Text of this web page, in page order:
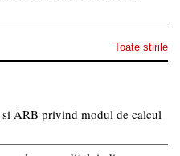
Toate stirile
ARB privind modul de calcul